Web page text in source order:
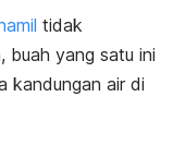
tidak
buah yang satu ini
kandungan air di